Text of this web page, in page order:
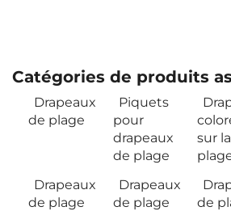
Catégories de produits
Drapeaux
de plage
Piquets
pour
drapeaux
de plage
sur la
Drapeaux
de plage
Drapeaux
de plage
de